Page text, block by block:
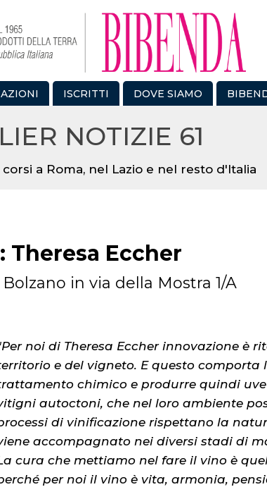
ISCRITTI DOVE SIAMO
NOTIZIE 61
a Roma, nel Lazio e nel resto d'Italia
Eccher
in via della Mostra 1/A
noi di Theresa Eccher innovazione è
e del vigneto. E questo
chimico e produrre quindi
autoctoni, che nel loro ambiente
di vinificazione rispettano la
accompagnato nei diversi stadi di
cura che mettiamo nel fare il vino è
per noi il vino è vita, armonia,